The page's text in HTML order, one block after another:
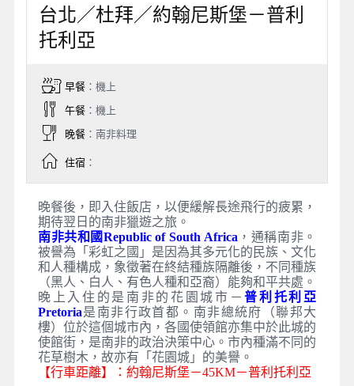
台北／杜拜／約翰尼斯堡－普利
托利亞
早餐：機上
午餐：機上
晚餐：南非料理
住宿：
晚餐後，即入住飯店，以便緩解長途飛行的疲累，
期待翌日的南非獵遊之旅。
南非共和國Republic of South Africa ，通稱南非。
被譽為「彩虹之國」是因為其多元化的民族、文化
和人種構成，象徵著在終結種族隔離後，不同種族
（黑人、白人、有色人種和亞裔）能夠和平共處。
晚上入住的是南非的花園城市－ 普利托利亞
Pretoria是南非行政首都。南非總統府（聯邦大
樓）位於這個城市內，各國使領館亦集中於此城的
使館街，是南非的政治決策中心。市內種滿不同的
花草樹木，故亦有「花園城」的美譽。
【行車距離】：約翰尼斯堡－45KM－普利托利亞